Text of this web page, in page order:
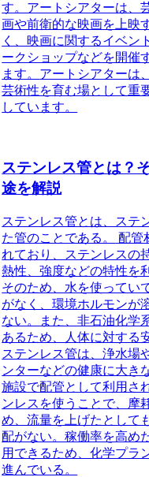
す。アートシアターは、
画や前衛的な映画を上映
く、映画に関するイベン
ークショップなどを開催
ます。 アートシアターは
芸術性を育む場として重
しています。
ステンレス管とは？
途を解説
ステンレス管とは、ステ
た管のことである。
配管
れており、ステンレスの
熱性、強度などの特性を
そのため、水を使ってい
がなく、環境ホルモンが
ない。また、非石油化学
あるため、人体に対する
ステンレス管は、浄水場
ンターなどの健康に大き
施設で配管として利用さ
ンレスを使うことで、摩
め、流量を上げたとして
配がない。稼働率を高め
用できるため、化学プラ
進んでいる。